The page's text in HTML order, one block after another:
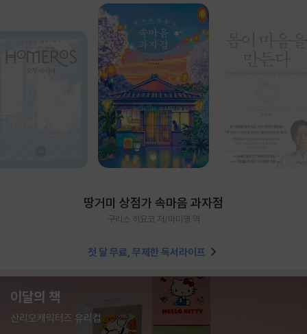
땅거미 상점가 속마음 과자점
구리스 히요코 저/마미영 역
첫 달 무료, 무제한 독서라이프
이달의 책
산리오캐릭터즈 유리컵